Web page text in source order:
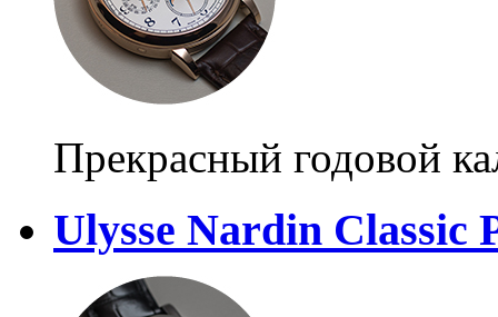
Прекрасный годовой
Ulysse Nardin Classic